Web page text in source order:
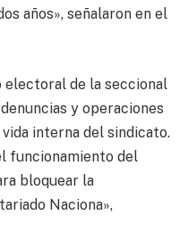
años», señalaron en el
electoral de la seccional
y operaciones
interna del sindicato.
funcionamiento del
bloquear la
Naciona»,